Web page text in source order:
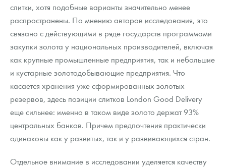
слитки, хотя подобные варианты значительно менее
распространены. По мнению авторов исследования, это
связано с действующими в ряде государств программами
закупки золота у национальных производителей, включая
как крупные промышленные предприятия, так и небольшие
и кустарные золотодобывающие предприятия. Что
касается хранения уже сформированных золотых
резервов, здесь позиции слитков London Good Delivery
еще сильнее: именно в таком виде золото держат 93%
центральных банков. Причем предпочтения практически
одинаковы как у развитых, так и у развивающихся стран.
Отдельное внимание в исследовании уделяется качеству